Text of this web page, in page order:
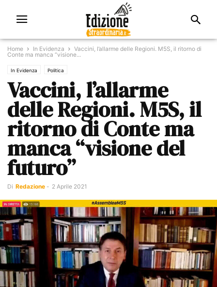
Home In Evidenza
Vaccini, l’allarme delle Regioni. M5S, il ritorno di
Conte ma manca “visione...
In Evidenza Politica
Vaccini, l’allarme
delle Regioni. M5S, il
ritorno di Conte ma
manca “visione del
futuro”
Di Redazione - 2 Aprile 2021